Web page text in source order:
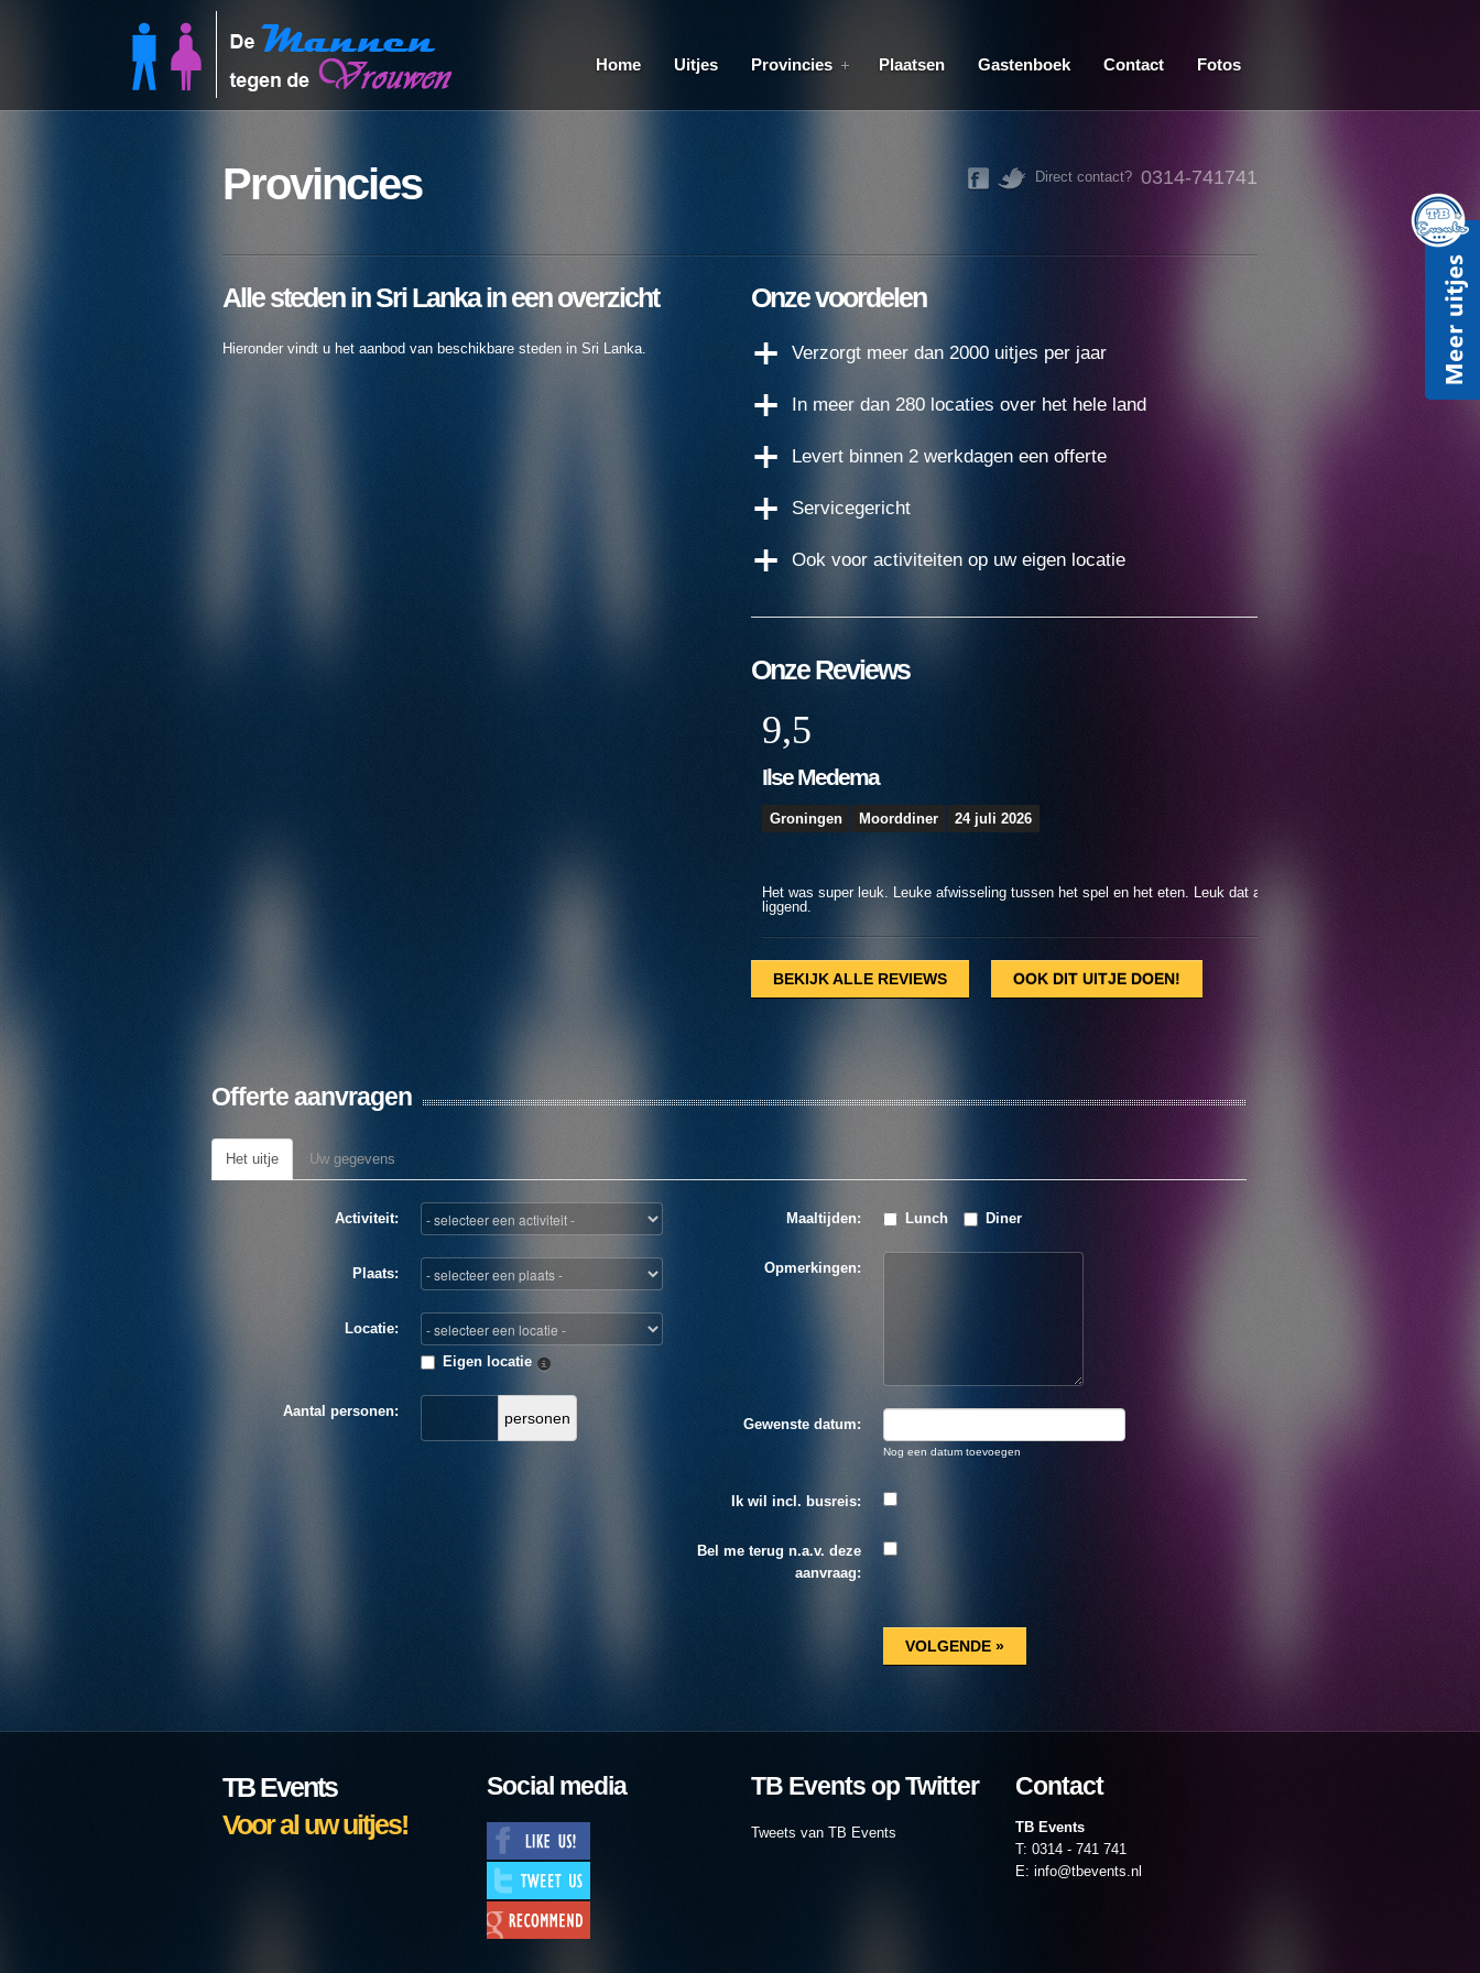
Home Uitjes Provincies Plaatsen Gastenboek Contact Fotos
Provincies Direct contact? 0314-741741
Alle steden in Sri Lanka in een overzicht
Hieronder vindt u het aanbod van beschikbare steden in Sri Lanka.
Onze voordelen
Verzorgt meer dan 2000 uitjes per jaar
In meer dan 280 locaties over het hele land
Levert binnen 2 werkdagen een offerte
Servicegericht
Ook voor activiteiten op uw eigen locatie
Onze Reviews
7,5
Amanda
Antwerpen Moorddiner 17 juli 2026
Leuk spel, goede begeleider! We misten in het begin enkel een beetje sfeermuziek en een klein beetje
beter zijn. (Dus niet aan het begin vertellen dat we een moorddiner gaan doen)
BEKIJK ALLE REVIEWS OOK DIT UITJE DOEN!
Offerte aanvragen
Het uitje Uw gegevens
Activiteit:
Plaats:
Locatie:
Eigen locatie
Aantal personen: personen
Maaltijden: Lunch Diner
Opmerkingen:
Gewenste datum:
Nog een datum toevoegen
Ik wil incl. busreis:
Bel me terug n.a.v. deze
aanvraag:
TB Events
Voor al uw uitjes!
Social media TB Events op Twitter
Tweets van TB Events
Contact
TB Events
T: 0314 - 741 741
E: info@tbevents.nl